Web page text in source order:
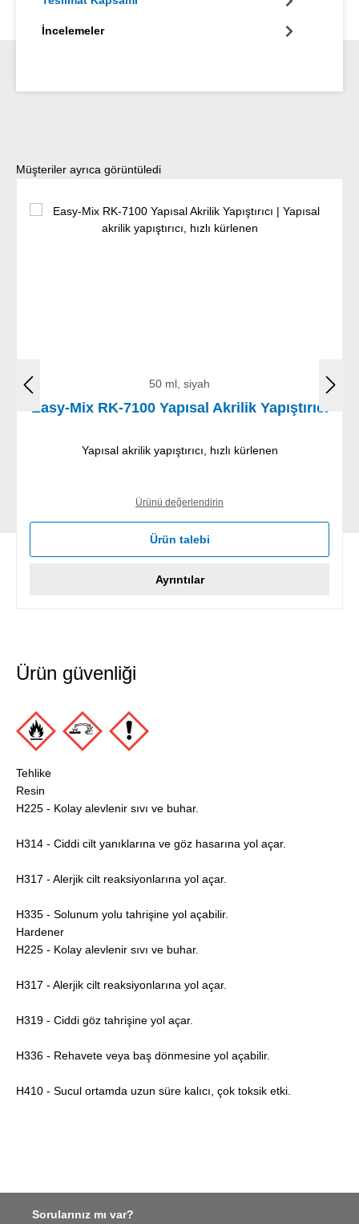
İncelemeler
Ürün galerisini atla
Müşteriler ayrıca görüntüledi
50 ml, siyah
Easy-Mix RK-7100 Yapısal Akrilik Yapıştırıcı
Yapısal akrilik yapıştırıcı, hızlı kürlenen
Ürünü değerlendirin
Ürün talebi
Ayrıntılar
Ürün güvenliği
Tehlike
Resin
H225 - Kolay alevlenir sıvı ve buhar.
H314 - Ciddi cilt yanıklarına ve göz hasarına yol açar.
H317 - Alerjik cilt reaksiyonlarına yol açar.
H335 - Solunum yolu tahrişine yol açabilir.
Hardener
H225 - Kolay alevlenir sıvı ve buhar.
H317 - Alerjik cilt reaksiyonlarına yol açar.
H319 - Ciddi göz tahrişine yol açar.
H336 - Rehavete veya baş dönmesine yol açabilir.
H410 - Sucul ortamda uzun süre kalıcı, çok toksik etki.
Sorularınız mı var?